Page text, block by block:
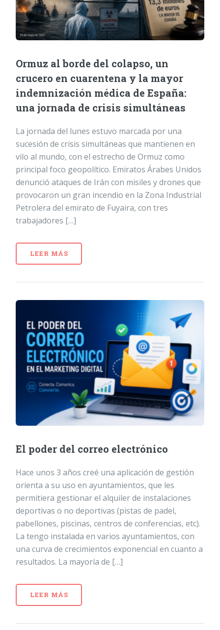
Ormuz al borde del colapso, un
crucero en cuarentena y la mayor
indemnización médica de España:
una jornada de crisis simultáneas
La jornada del lunes estuvo marcada por una
sucesión de crisis simultáneas que mantienen en
vilo al mundo, con el estrecho de Ormuz como
principal foco geopolítico. Emiratos Árabes Unidos
denunció ataques de Irán con misiles y drones que
provocaron un gran incendio en la Zona Industrial
Petrolera del emirato de Fuyaira, con tres
trabajadores […]
LEER MÁS
El poder del correo electrónico
Hace unos 3 años creé una aplicación de gestión
orienta a su uso en ayuntamientos, que les
permitiera gestionar el alquiler de instalaciones
deportivas o no deportivas (pistas de padel,
pabellones, piscinas, centros de conferencias, etc).
La tengo instalada en varios ayuntamientos, con
una curva de crecimientos exponencial en cuanto a
resultados. La mayoría de […]
LEER MÁS